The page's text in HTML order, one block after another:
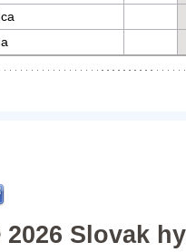
2026 Slovak